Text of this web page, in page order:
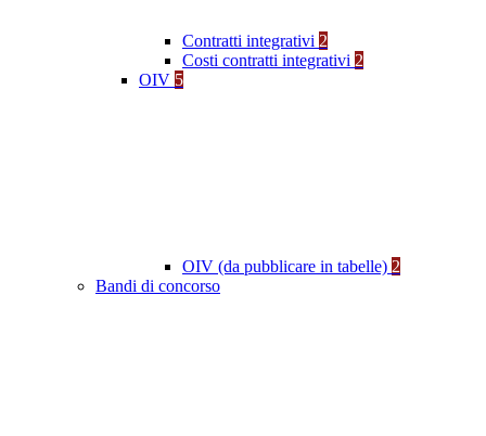
Contratti integrativi 2
Costi contratti integrativi 2
OIV 5
OIV (da pubblicare in tabelle) 2
Bandi di concorso